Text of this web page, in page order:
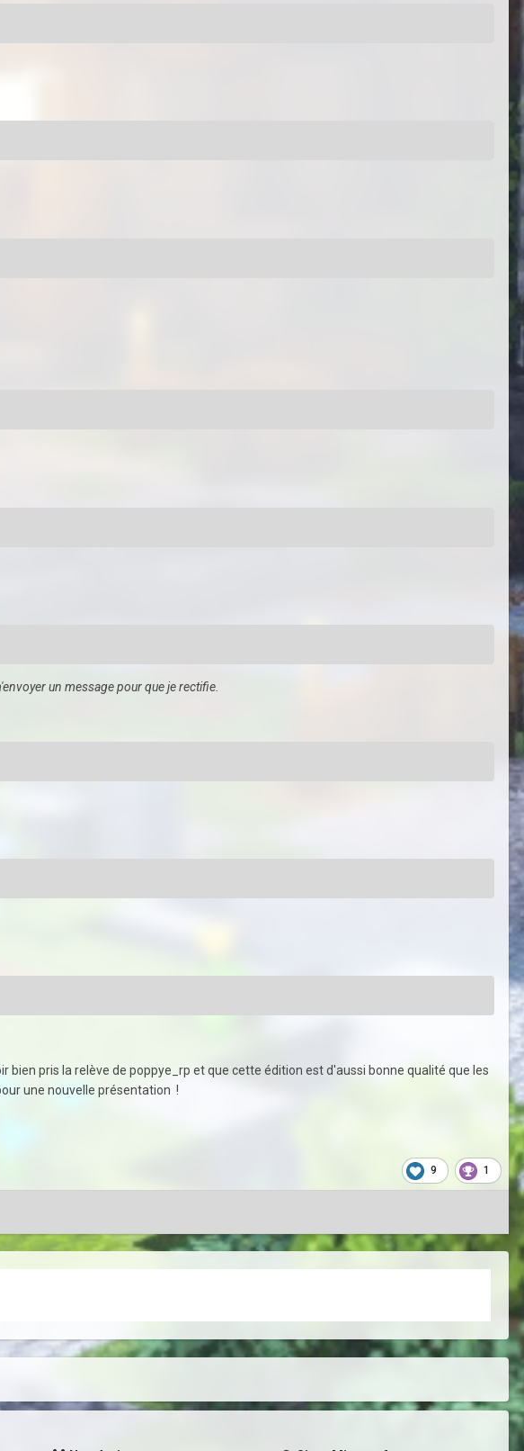
un message pour que je rectifie.
bien pris la relève de poppye_rp et que cette édition est d'aussi bonne qualité que les
une nouvelle présentation !
9 1